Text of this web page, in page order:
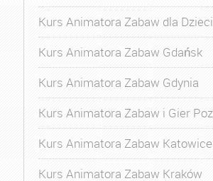
Kurs Animatora Zabaw dla
Kurs Animatora Zabaw Gdańsk
Kurs Animatora Zabaw Gdynia
Kurs Animatora Zabaw i Gier
Kurs Animatora Zabaw Katowice
Kurs Animatora Zabaw Kraków